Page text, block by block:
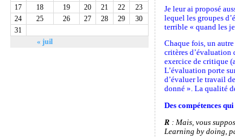
« juil
17
18 19 20 21 22
23
24
25 26 27 28 29
30
31
Je leur ai proposé
lequel les groupes
terrible « quand les
Chaque fois, un
critères d’évaluation
exercice de critique
L’évaluation porte
d’évaluer le travail
donné ». La qualité
Des compétences
R : Mais, vous
Learning by doing,